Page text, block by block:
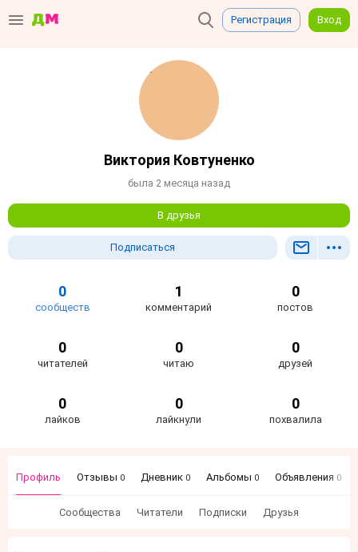
Регистрация Вход
Виктория Ковтуненко
была 2 месяца назад
В друзья
Подписаться
0
сообществ
1
комментарий
0
постов
0
читателей
0
читаю
0
друзей
0
лайков
0
лайкнули
0
похвалила
Профиль Отзывы 0 Дневник 0 Альбомы 0 Объявления 0
Сообщества Читатели Подписки Друзья